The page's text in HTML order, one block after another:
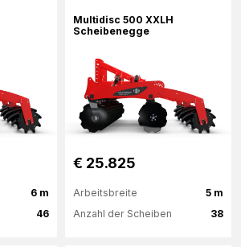
6 m
46
Multidisc 500 XXLH
Scheibenegge
€ 25.825
5 m
Arbeitsbreite
38
Anzahl der Scheiben